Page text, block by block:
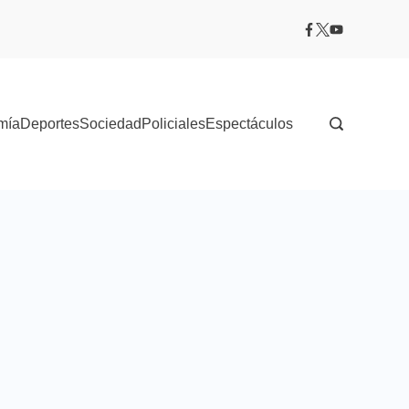
DeportesSociedad PolicialesEspectáculos